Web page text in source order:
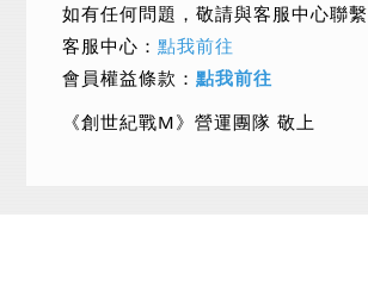
如有任何問題，敬請與客服中心聯繫
客服中心：點我前往
會員權益條款：點我前往
《創世紀戰M》營運團隊 敬上